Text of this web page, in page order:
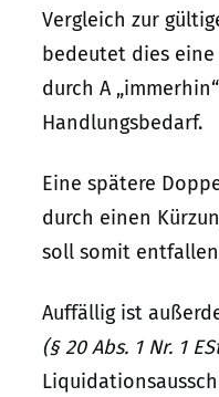
Vergleich zur
bedeutet dies
durch A
Handlungsbedarf.
Eine spätere
durch einen
soll somit
Auffällig ist
(§ 20 Abs. 1 Nr. 1